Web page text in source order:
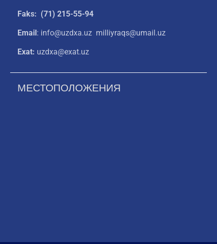
Faks: (71) 215-55-94
Email: info@uzdxa.uz milliyraqs@umail.uz
Exat: uzdxa@exat.uz
МЕСТОПОЛОЖЕНИЯ